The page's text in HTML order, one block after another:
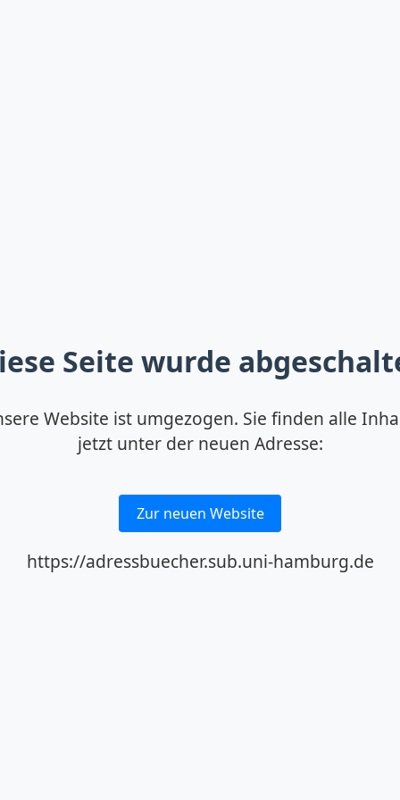
Seite wurde
Website ist umgezogen. Sie finden alle
jetzt unter der neuen Adresse:
Zur neuen Website
https://adressbuecher.sub.uni-hamburg.de